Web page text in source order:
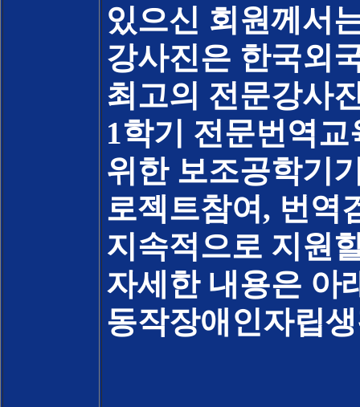
있으신 회원께서
강사진은 한국외
최고의 전문강사
1학기 전문번역
위한 보조공학기
로젝트참여, 번역
지속적으로 지원
자세한 내용은 아
동작장애인자립